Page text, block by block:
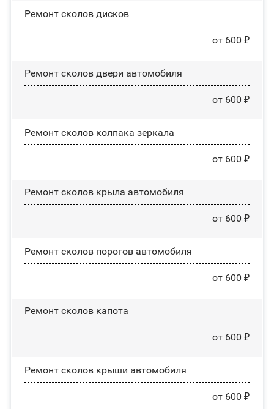
Ремонт сколов дисков
от 600 ₽
Ремонт сколов двери автомобиля
от 600 ₽
Ремонт сколов колпака зеркала
от 600 ₽
Ремонт сколов крыла автомобиля
от 600 ₽
Ремонт сколов порогов автомобиля
от 600 ₽
Ремонт сколов капота
от 600 ₽
Ремонт сколов крыши автомобиля
от 600 ₽